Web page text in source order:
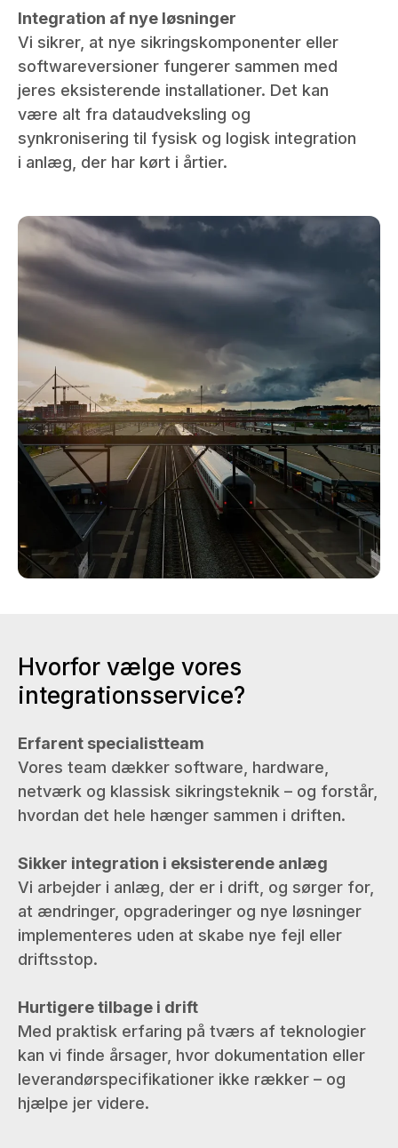
Integration af nye løsninger
Vi sikrer, at nye sikringskomponenter eller
softwareversioner fungerer sammen med
jeres eksisterende installationer. Det kan
være alt fra dataudveksling og
synkronisering til fysisk og logisk integration
i anlæg, der har kørt i årtier.
Hvorfor vælge vores
integrationsservice?
Erfarent specialistteam
Vores team dækker software, hardware,
netværk og klassisk sikringsteknik – og forstår,
hvordan det hele hænger sammen i driften.
Sikker integration i eksisterende anlæg
Vi arbejder i anlæg, der er i drift, og sørger for,
at ændringer, opgraderinger og nye løsninger
implementeres uden at skabe nye fejl eller
driftsstop.
Hurtigere tilbage i drift
Med praktisk erfaring på tværs af teknologier
kan vi finde årsager, hvor dokumentation eller
leverandørspecifikationer ikke rækker – og
hjælpe jer videre.